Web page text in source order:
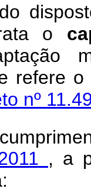
o
refere
nº
, a